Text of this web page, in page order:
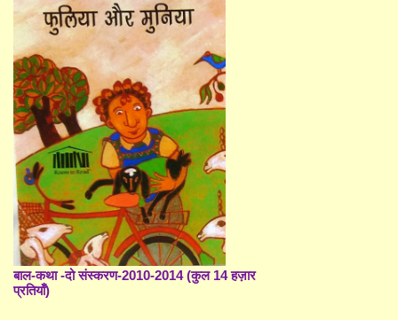
बाल-कथा -दो संस्करण-2010-2014 (कुल 14 हज़ार
प्रतियाँ)